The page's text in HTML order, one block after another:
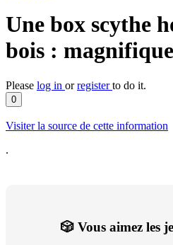
Une box scythe
bois : magnifique
Please log in orregisterto do it.
0
Visiter la source de cette information
.
🎲 Vous aimez les